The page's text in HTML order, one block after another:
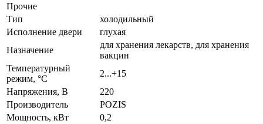
Прочие
Тип
холодильный
Исполнение двери
глухая
Назначение
для хранения лекарств, для хранения
вакцин
Температурный
режим, °C
2...+15
Напряжения, В
220
Производитель
POZIS
Мощность, кВт
0,2